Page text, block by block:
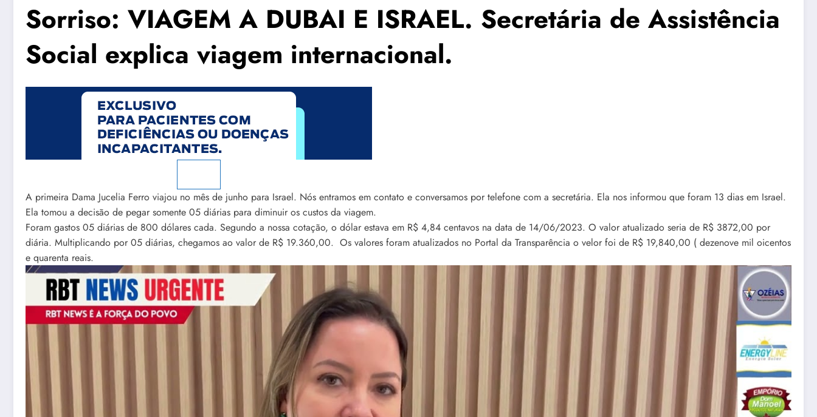
Sorriso: VIAGEM A DUBAI E ISRAEL. Secretária de Assistência
Social explica viagem internacional.
A primeira Dama Jucelia Ferro viajou no mês de junho para Israel. Nós entramos em contato e conversamos por telefone com a secretária. Ela nos informou que foram 13 dias em Israel.
Ela tomou a decisão de pegar somente 05 diárias para diminuir os custos da viagem.
Foram gastos 05 diárias de 800 dólares cada. Segundo a nossa cotação, o dólar estava em R$ 4,84 centavos na data de 14/06/2023. O valor atualizado seria de R$ 3872,00 por
diária. Multiplicando por 05 diárias, chegamos ao valor de R$ 19.360,00. Os valores foram atualizados no Portal da Transparência o velor foi de R$ 19,840,00 ( dezenove mil oicentos
e quarenta reais.